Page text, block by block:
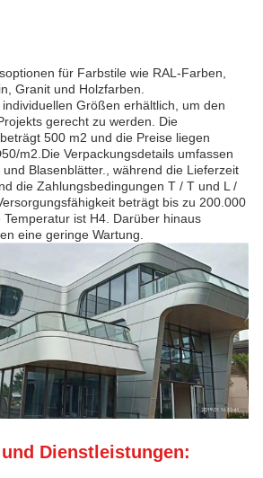
für Farbstile wie RAL-Farben,
Granit und Holzfarben.
Größen erhältlich, um den
gerecht zu werden. Die
500 m2 und die Preise liegen
m2.Die Verpackungsdetails umfassen
Blasenblätter., während die Lieferzeit
die Zahlungsbedingungen T / T und L /
beträgt bis zu 200.000
ist H4. Darüber hinaus
eine geringe Wartung.
Dienstleistungen: